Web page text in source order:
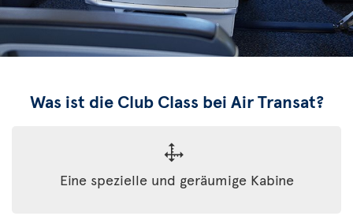
Was ist die Club Class bei Air Transat?
Eine spezielle und geräumige Kabine